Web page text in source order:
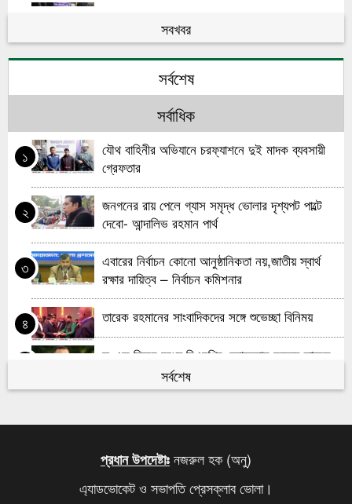
ভোলায় অবৈধ আর্টিসানাল ট্রলিং বোট ও জালসহ ২০
চরফ্যাশন অটোচালককে হত্যায় জড়িতদের গ্রেফতারের
দাবীতে মানববন্ধন
৮ লালমোহনে চালককে হত্যা করে অটোরিকশা ছিনতাই !
৯ মনপুরায় আওয়ামীলীগের ২ নেতা গ্রেফতার
১০
মনপুরায় মাদ্রাসার শ্রেণীকক্ষ দখল করে বসবাস, ব্যাহত
হচ্ছে পাঠদান
সবখবর
সর্বশেষ
সর্বাধিক
১
যৌথ বাহিনীর অভিযানে চরফ্যাশনে দুই মাদক ব্যবসায়ী
গ্রেফতার
২
জনগনের রায় পেলে গ্যাস সমৃদ্ধ ভোলার দৃশ্যপট পাল্টে
দেবো- আন্দালিভ রহমান পার্থ
৩
এবারের নির্বাচন কোনো আনুষ্ঠানিকতা নয়,জাতীয় স্বার্থ
রক্ষার দায়িত্ব – নির্বাচন কমিশনার
৪ তারেক রহমানের সাংবাদিকদের সঙ্গে শুভেচ্ছা বিনিময়
দু-এক দিনের মধ্যে বিএনপির চেয়ারম্যান হচ্ছেন তারেক
মেজর হাফিজের দ্বিগুণ তার স্ত্রীর সম্পদ
খালেদা জিয়ার সমাধিতে শ্রদ্ধা জানাতে আজও মানুষের ঢল
সর্বশেষ
প্রধান উপদেষ্টাঃনজরুল হক (অনু)
এ্যাডভোকেট ও সভাপতি প্রেসক্লাব ভোলা।